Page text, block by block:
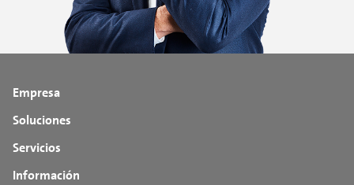
Empresa
Soluciones
Servicios
Información